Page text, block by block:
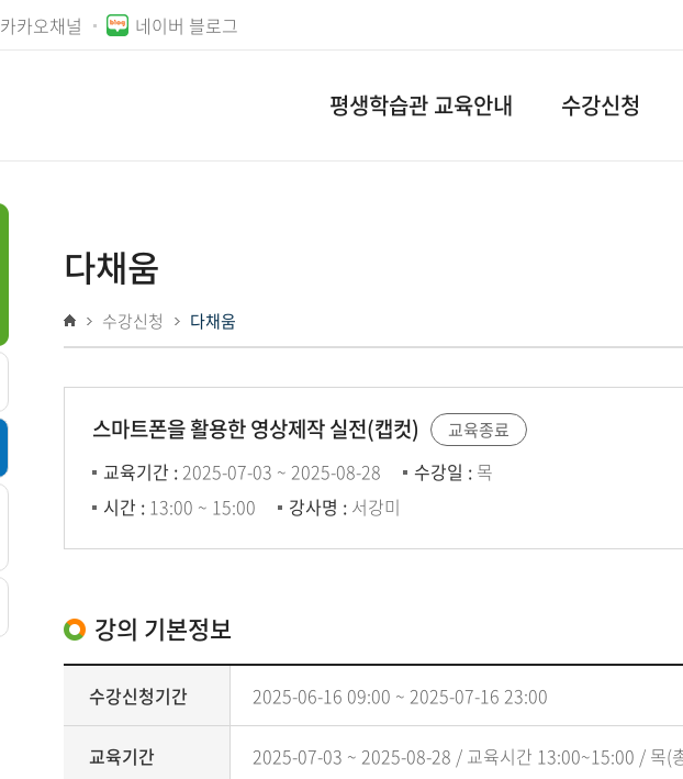
카카오채널 네이버 블로그
평생학습관 교육안내 수강신청
다채움
수강신청 다채움
교육종료
스마트폰을 활용한 영상제작 실전(캡컷)
교육기간 : 2025-07-03 ~ 2025-08-28 수강일 : 목
시간 : 13:00 ~ 15:00 강사명 : 서강미
강의 기본정보
수강신청기간 2025-06-16 09:00 ~ 2025-07-16 23:00
교육기간 2025-07-03 ~ 2025-08-28 / 교육시간 13:00~15:00 / 목(